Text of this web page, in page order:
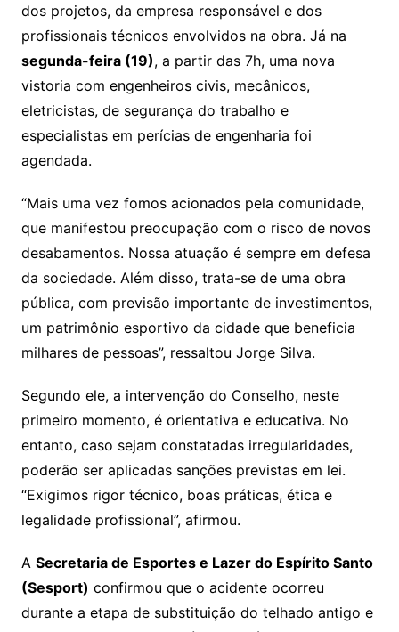
dos projetos, da empresa responsável e dos
profissionais técnicos envolvidos na obra. Já na
segunda-feira (19), a partir das 7h, uma nova
vistoria com engenheiros civis, mecânicos,
eletricistas, de segurança do trabalho e
especialistas em perícias de engenharia foi
agendada.
“Mais uma vez fomos acionados pela comunidade,
que manifestou preocupação com o risco de novos
desabamentos. Nossa atuação é sempre em defesa
da sociedade. Além disso, trata-se de uma obra
pública, com previsão importante de investimentos,
um patrimônio esportivo da cidade que beneficia
milhares de pessoas”, ressaltou Jorge Silva.
Segundo ele, a intervenção do Conselho, neste
primeiro momento, é orientativa e educativa. No
entanto, caso sejam constatadas irregularidades,
poderão ser aplicadas sanções previstas em lei.
“Exigimos rigor técnico, boas práticas, ética e
legalidade profissional”, afirmou.
A Secretaria de Esportes e Lazer do Espírito Santo
(Sesport) confirmou que o acidente ocorreu
durante a etapa de substituição do telhado antigo e